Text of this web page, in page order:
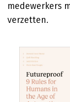
medewerkers
verzetten.